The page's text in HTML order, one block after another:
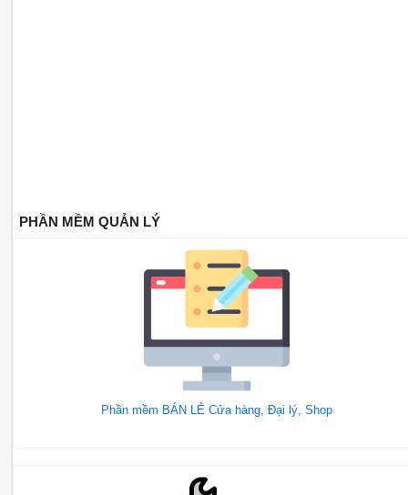
PHẦN MỀM QUẢN LÝ
Phần mềm BÁN LẺ Cửa hàng, Đại lý, Shop